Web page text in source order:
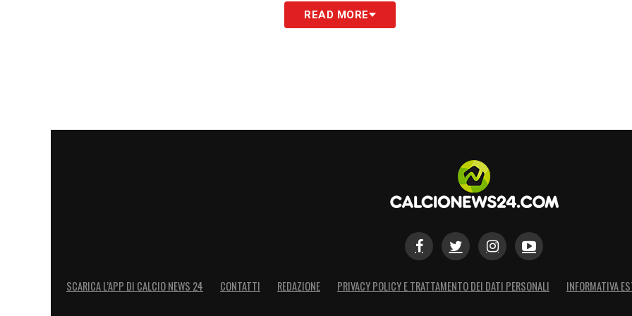
, la situazione ha subito un’accelerata improvvisa e molto
, in piena e accesa campagna elettorale per conquistare la
presidenza della società, ha individuato nell’ex fuoriclasse italiano la figura perfetta per
Milanello, Maldini ha dimostrato un fiuto eccezionale nello scouting e nella costruzione
di un gruppo vincente, portando il Milan alla conquista dello Scudetto.
Cosa significa per il futuro dell’ex rossonero
READ MORE
SCARICA L’APP DI CALCIO NEWS 24 CONTATTI REDAZIONE PRIVACY POLICY E TRATTAMENTO DEI DATI PERSONALI INFORMATIVA